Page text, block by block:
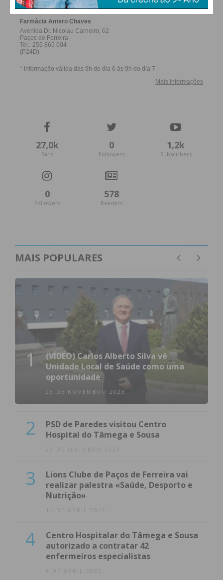
27,0k
Fans
0
Followers
1,2k
Subscribers
0
Followers
578
Readers
MAIS POPULARES
1
(VÍDEO) Carlos Alberto Silva vê
Unidade Local de Saúde como uma
oportunidade
23 DE NOVEMBRO 2023
2
PSD de Paredes visitou Centro
Hospital do Tâmega e Sousa
23 DE OUTUBRO 2023
3
Lions Clube de Paços de Ferreira vai
realizar palestra «Saúde, Desporto e
Nutrição»
14 DE ABRIL 2022
4
Centro Hospitalar do Tâmega e Sousa
autorizado a contratar 42
enfermeiros especialistas
8 DE ABRIL 2022